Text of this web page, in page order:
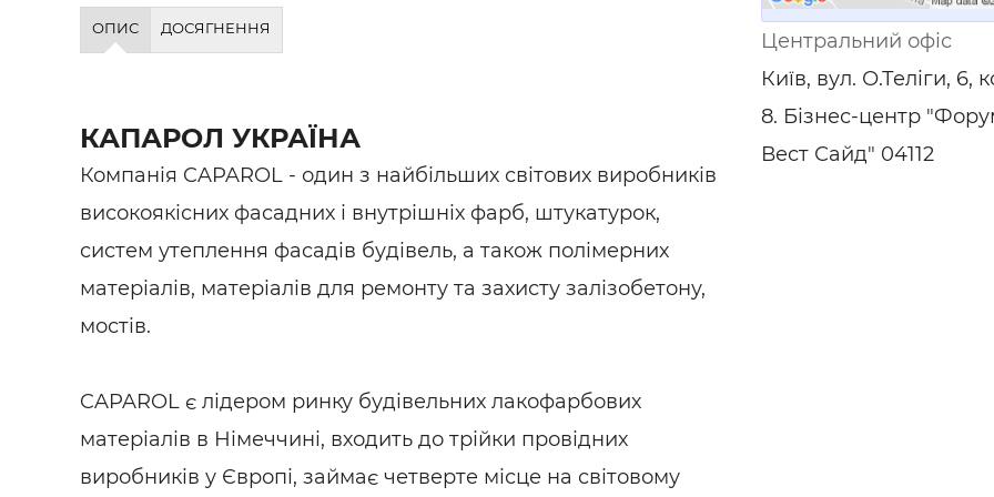
Робота в
Резюме
ОПИС ДОСЯГНЕННЯ
КАПАРОЛ УКРАЇНА
Компанія CAPAROL - один з найбільших світових виробників
високоякісних фасадних і внутрішніх фарб, штукатурок,
систем утеплення фасадів будівель, а також полімерних
матеріалів, матеріалів для ремонту та захисту залізобетону,
мостів.
CAPAROL є лідером ринку будівельних лакофарбових
матеріалів в Німеччині, входить до трійки провідних
виробників у Європі, займає четверте місце на світовому
Центральний офіс
Київ, вул. О.Теліги, 6,
8. Бізнес-центр
Вест Сайд" 04112